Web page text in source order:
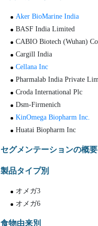
Aker BioMarine India
BASF India Limited
CABIO Biotech (Wuhan)
Cargill India
Cellana Inc
Pharmalab India Private
Croda International Plc
Dsm-Firmenich
KinOmega Biopharm Inc.
Huatai Biopharm Inc
セグメンテーションの概要
製品タイプ別
オメガ3
オメガ6
食物由来別